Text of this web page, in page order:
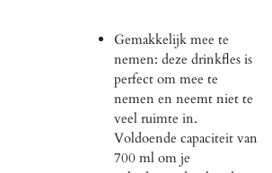
Gemakkelijk mee te
nemen: deze drinkfles is
perfect om mee te
nemen en neemt niet te
veel ruimte in.
Voldoende capaciteit van
700 ml om je